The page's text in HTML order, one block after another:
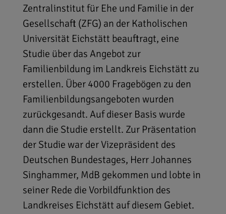
Zentralinstitut für Ehe und Familie in der
Gesellschaft (ZFG) an der Katholischen
Universität Eichstätt beauftragt, eine
Studie über das Angebot zur
Familienbildung im Landkreis Eichstätt zu
erstellen. Über 4000 Fragebögen zu den
Familienbildungsangeboten wurden
zurückgesandt. Auf dieser Basis wurde
dann die Studie erstellt. Zur Präsentation
der Studie war der Vizepräsident des
Deutschen Bundestages, Herr Johannes
Singhammer, MdB gekommen und lobte in
seiner Rede die Vorbildfunktion des
Landkreises Eichstätt auf diesem Gebiet.